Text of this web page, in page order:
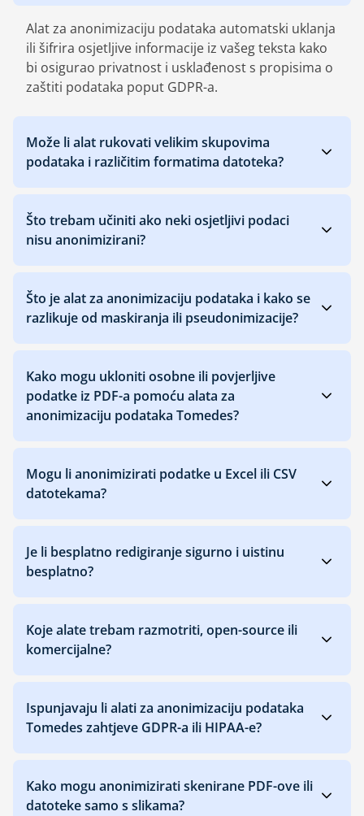
Alat za anonimizaciju podataka automatski uklanja
ili šifrira osjetljive informacije iz vašeg teksta kako
bi osigurao privatnost i usklađenost s propisima o
zaštiti podataka poput GDPR-a.
Može li alat rukovati velikim skupovima
podataka i različitim formatima datoteka?
Što trebam učiniti ako neki osjetljivi podaci
nisu anonimizirani?
Što je alat za anonimizaciju podataka i kako se
razlikuje od maskiranja ili pseudonimizacije?
Kako mogu ukloniti osobne ili povjerljive
podatke iz PDF-a pomoću alata za
anonimizaciju podataka Tomedes?
Mogu li anonimizirati podatke u Excel ili CSV
datotekama?
Je li besplatno redigiranje sigurno i uistinu
besplatno?
Koje alate trebam razmotriti, open-source ili
komercijalne?
Ispunjavaju li alati za anonimizaciju podataka
Tomedes zahtjeve GDPR-a ili HIPAA-e?
Kako mogu anonimizirati skenirane PDF-ove ili
datoteke samo s slikama?